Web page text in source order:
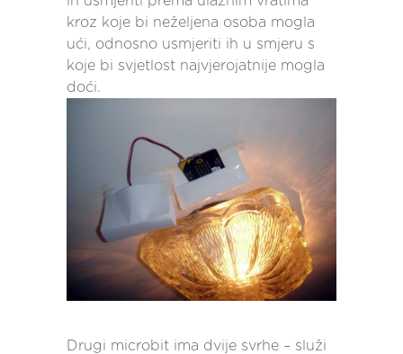
kroz koje bi neželjena osoba mogla
ući, odnosno usmjeriti ih u smjeru s
koje bi svjetlost najvjerojatnije mogla
doći.
Drugi microbit ima dvije svrhe – služi